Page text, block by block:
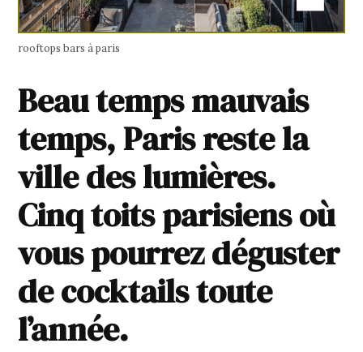
rooftops bars à paris
Beau temps mauvais
temps, Paris reste la
ville des lumières.
Cinq toits parisiens où
vous pourrez déguster
de cocktails toute
l’année.